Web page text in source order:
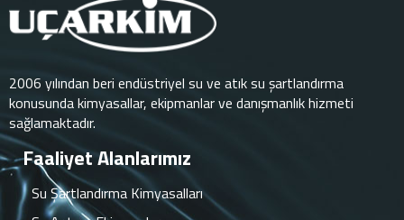
2006 yılından beri endüstriyel su ve atık su şartlandırma
konusunda kimyasallar, ekipmanlar ve danışmanlık hizmeti
sağlamaktadır.
Faaliyet Alanlarımız
Su Şartlandırma Kimyasalları